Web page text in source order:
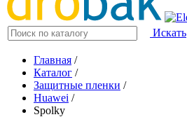
Искать
Главная /
Каталог /
Защитные пленки /
Huawei /
Spolky